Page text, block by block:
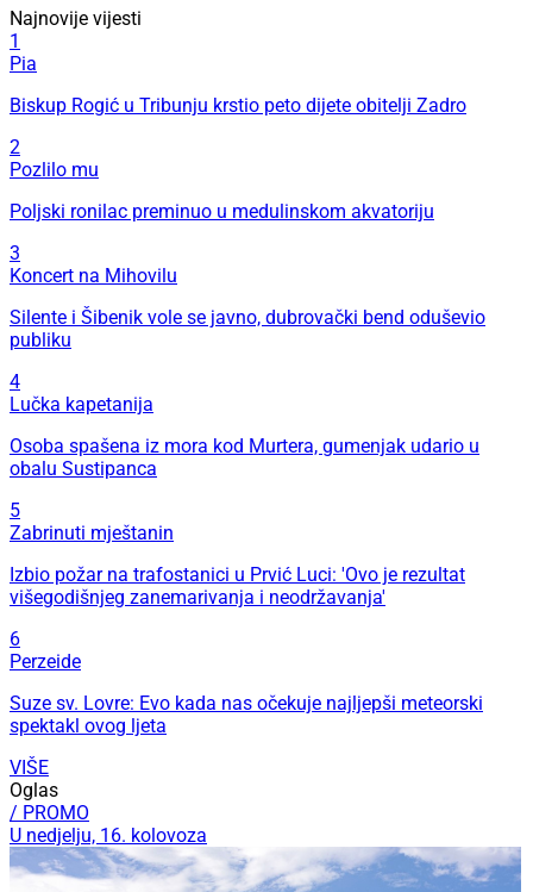
Najnovije vijesti
1
Pia
Biskup Rogić u Tribunju krstio peto dijete obitelji Zadro
2
Pozlilo mu
Poljski ronilac preminuo u medulinskom akvatoriju
3
Koncert na Mihovilu
Silente i Šibenik vole se javno, dubrovački bend oduševio
publiku
4
Lučka kapetanija
Osoba spašena iz mora kod Murtera, gumenjak udario u
obalu Sustipanca
5
Zabrinuti mještanin
Izbio požar na trafostanici u Prvić Luci: 'Ovo je rezultat
višegodišnjeg zanemarivanja i neodržavanja'
6
Perzeide
Suze sv. Lovre: Evo kada nas očekuje najljepši meteorski
spektakl ovog ljeta
VIŠE
Oglas
/ PROMO
U nedjelju, 16. kolovoza